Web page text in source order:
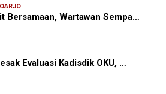
Bersamaan, Wartawan Sempa…
Evaluasi Kadisdik OKU, …